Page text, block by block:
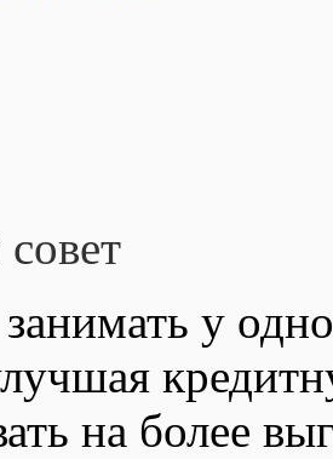
у
на более